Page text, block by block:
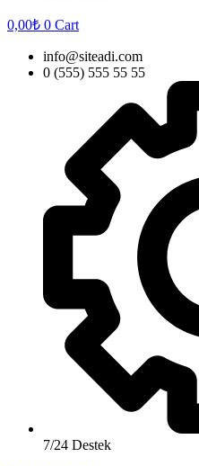
0,00₺ 0 Cart
info@siteadi.com
0 (555) 555 55 55
7/24 Destek